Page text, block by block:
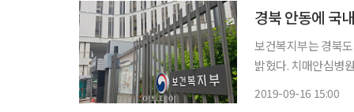
경북 안동에 국
보건복지부는 경북
밝혔다. 치매안심병원은 폭력·망상 등 행동심리증상(BPSD)이 있는 치매환자를 전문적으로
2019-09-16 15:00